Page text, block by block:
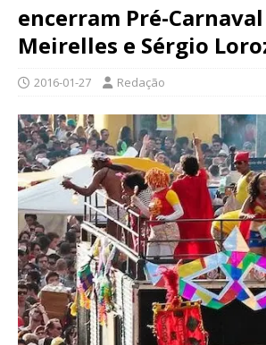
encerram Pré-
Meirelles e Sérgio
2016-01-27 Redação